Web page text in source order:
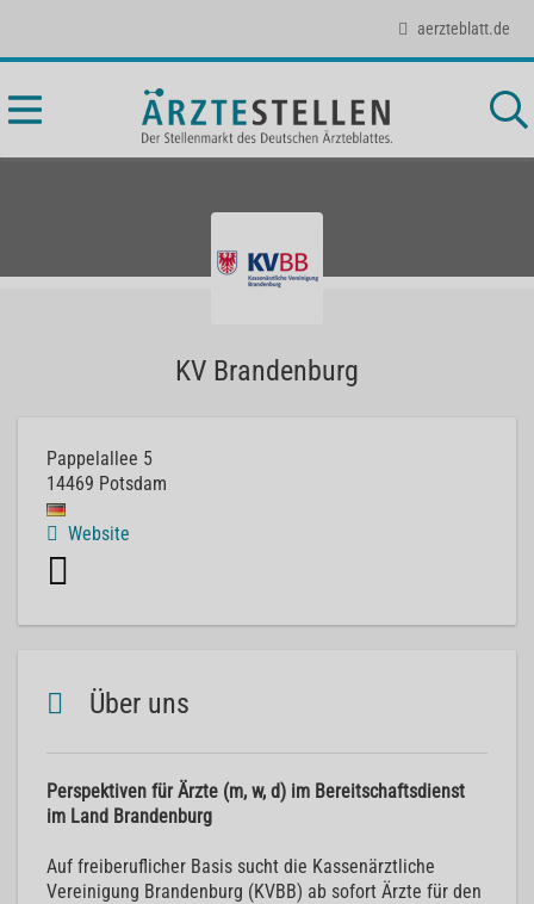
aerzteblatt.de
KV Brandenburg
Pappelallee 5
14469 Potsdam
Website
Über uns
Perspektiven für Ärzte (m, w, d) im Bereitschaftsdienst
im Land Brandenburg
Auf freiberuflicher Basis sucht die Kassenärztliche
Vereinigung Brandenburg (KVBB) ab sofort Ärzte für den